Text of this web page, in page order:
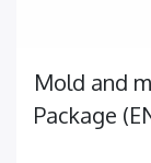
Mold and
Package